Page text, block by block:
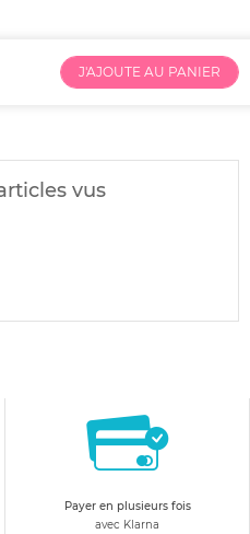
J'AJOUTE AU PANIER
vus
Payer en plusieurs fois
avec Klarna